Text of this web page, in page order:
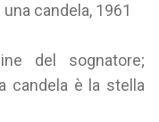
candela, 1961
del sognatore;
candela è la stella